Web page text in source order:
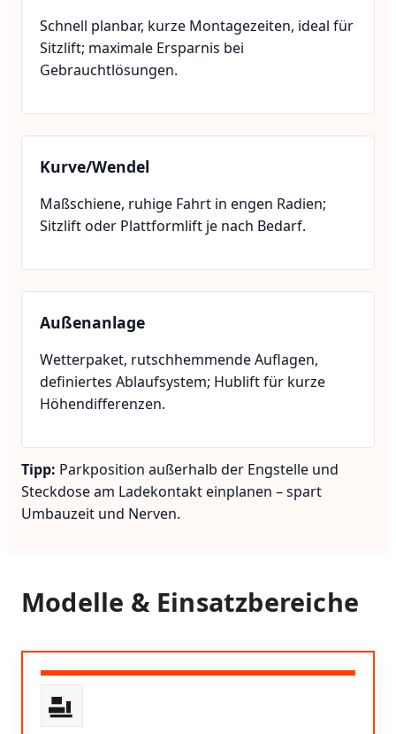
Schnell planbar, kurze Montagezeiten, ideal für
Sitzlift; maximale Ersparnis bei
Gebrauchtlösungen.
Kurve/Wendel
Maßschiene, ruhige Fahrt in engen Radien;
Sitzlift oder Plattformlift je nach Bedarf.
Außenanlage
Wetterpaket, rutschhemmende Auflagen,
definiertes Ablaufsystem; Hublift für kurze
Höhendifferenzen.
Tipp: Parkposition außerhalb der Engstelle und
Steckdose am Ladekontakt einplanen – spart
Umbauzeit und Nerven.
Modelle & Einsatzbereiche